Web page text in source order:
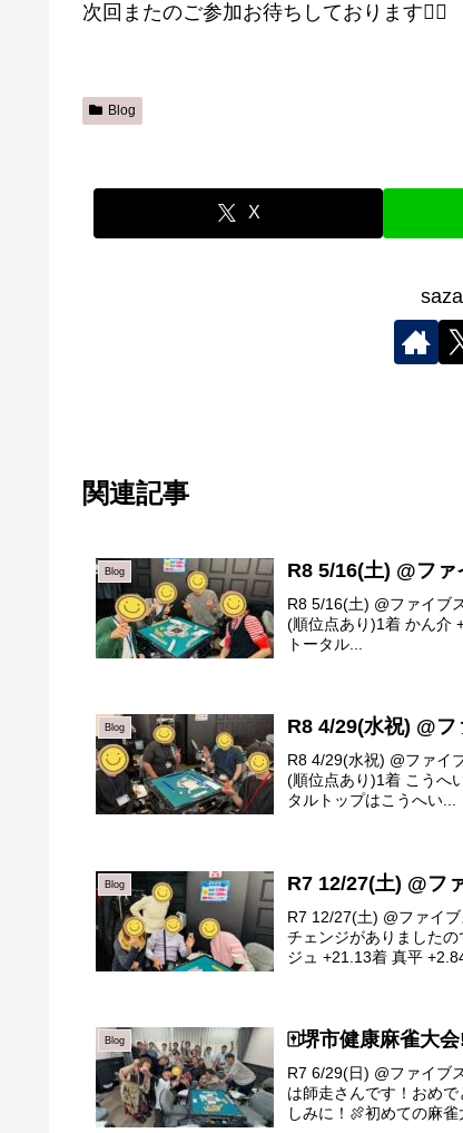
次回またのご参加お待ちしております🙇‍♀️
Blog
X
関連記事
Blog R8 5/16(土) @フ
R8 5/16(土) @ファイブ
(順位点あり)1着 かん介
トータル...
Blog R8 4/29(水祝) @
R8 4/29(水祝) @ファイ
(順位点あり)1着 こうへ
タルトップはこうへい...
Blog R7 12/27(土) @フ
R7 12/27(土) @ファイ
チェンジがありました
ジュ +21.13着 真平
Blog 🀄️堺市健康麻雀大
R7 6/29(日) @ファイブ
は師走さんです！おめ
しみに！🍖初めての麻